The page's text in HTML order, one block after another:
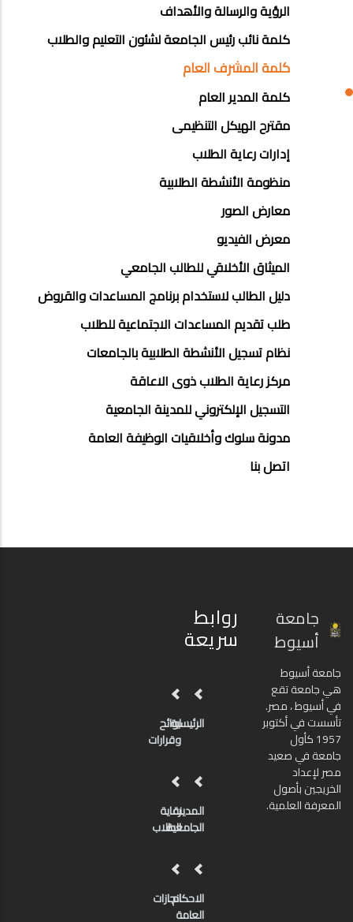
الرؤية والرسالة والأهداف
كلمة نائب رئيس الجامعة لشئون التعليم والطلاب
كلمة المشرف العام
كلمة المدير العام
مقترح الهيكل التنظيمى
إدارات رعاية الطلاب
منظومة الأنشطة الطلابية
معارض الصور
معرض الفيديو
الميثاق الأخلاقي للطالب الجامعي
دلیل الطالب لاستخدام برنامج المساعدات والقروض
طلب تقديم المساعدات الاجتماعية للطلاب
نظام تسجيل الأنشطة الطلابية بالجامعات
مركز رعاية الطلاب ذوى الاعاقة
التسجيل الإلكتروني للمدينة الجامعية
مدونة سلوك وأخلاقيات الوظيفة العامة
اتصل بنا
جامعة
أسيوط
جامعة أسيوط
هي جامعة تقع
في أسيوط ، مصر.
تأسست في أكتوبر
1957 كأول
جامعة في صعيد
مصر لإعداد
الخريجين بأصول
المعرفة العلمية.
روابط
سريعة
الرئيسيةلوائح
وقرارات
المدينة
الجامعية
رعاية
الطلاب
الاحكام
العامة
انجازات